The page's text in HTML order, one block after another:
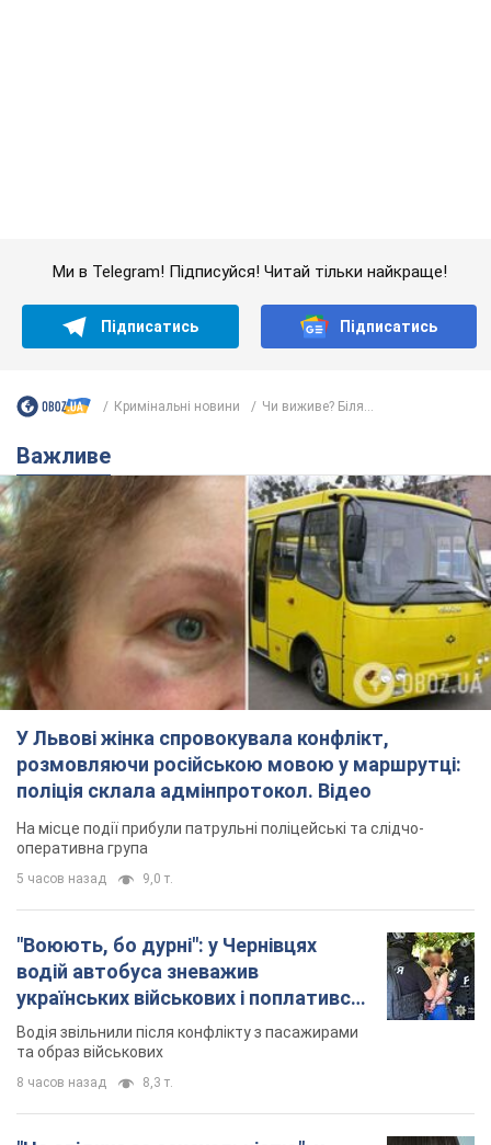
розмовляючи російською мовою у маршрутці:
поліція склала адмінпротокол. Відео
На місце події прибули патрульні поліцейські та слідчо-
оперативна група
5 часов назад 9,0 т.
"Воюють, бо дурні": у Чернівцях
водій автобуса зневажив
українських військових і поплатився.
Відео
Водія звільнили після конфлікту з пасажирами
та образ військових
8 часов назад 8,3 т.
"Не слідкує за сексуальністю": у
Києві консультант салону краси
зовнішності жінки, сказавши, що вона носить
"чоловічу стрижку"
2 часа назад 10,3 т.